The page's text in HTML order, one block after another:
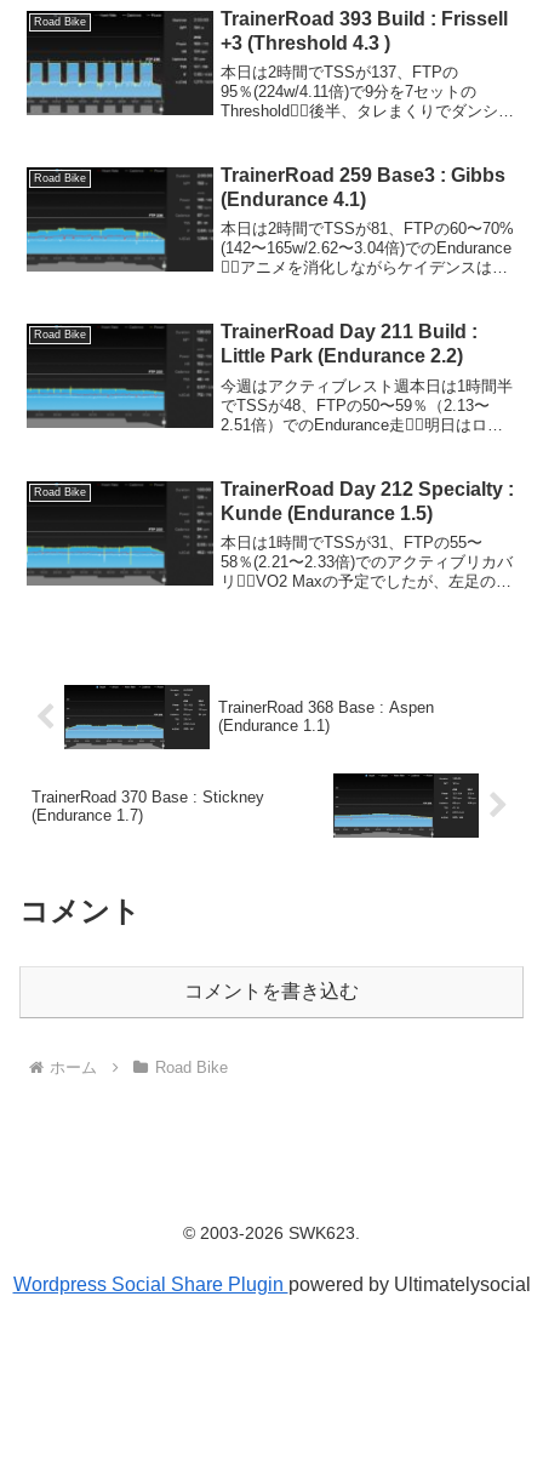
す😆ブエルタ・ア・エスパーニャ...
Road Bike
TrainerRoad 393 Build : Frissell
+3 (Threshold 4.3 )
本日は2時間でTSSが137、FTPの
95％(224w/4.11倍)で9分を7セットの
Threshold🚴‍♂️後半、タレまくりでダンシン
まで重量を増やすことができ...
Road Bike
TrainerRoad 259 Base3 : Gibbs
(Endurance 4.1)
本日は2時間でTSSが81、FTPの60〜70%
(142〜165w/2.62〜3.04倍)でのEndurance
🚴‍♂️アニメを消化しながらケイデンスは
屈に感じるこ...
Road Bike
TrainerRoad Day 211 Build :
Little Park (Endurance 2.2)
今週はアクティブレスト週本日は1時間半
でTSSが48、FTPの50〜59％（2.13〜
2.51倍）でのEndurance走🚴‍♂️明日はロン
アウト：説明Littl...
Road Bike
TrainerRoad Day 212 Specialty :
Kunde (Endurance 1.5)
本日は1時間でTSSが31、FTPの55〜
58％(2.21〜2.33倍)でのアクティブリカバ
リ🚴‍♂️VO2 Maxの予定でしたが、左足のふ
TrainerRoad 368 Base : Aspen
(Endurance 1.1)
TrainerRoad 370 Base : Stickney
(Endurance 1.7)
コメント
コメントを書き込む
ホーム Road Bike
© 2003-2026 SWK623.
Wordpress Social Share Plugin powered by Ultimatelysocial